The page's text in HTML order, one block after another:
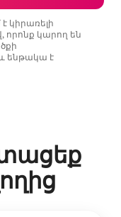
կիրառելի
որոնք կարող են
ենթակա է